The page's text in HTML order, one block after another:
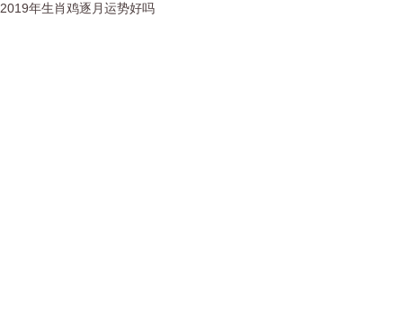
2019年生肖鸡逐月运势好吗